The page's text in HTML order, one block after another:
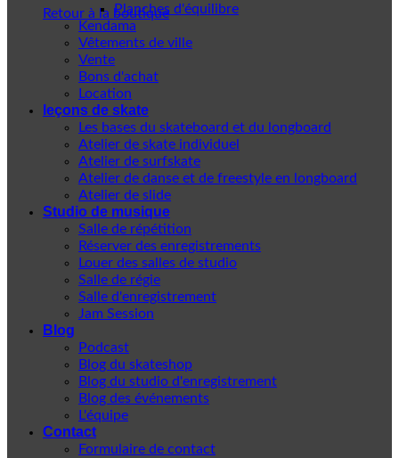
Retour à la boutiquePlanches d'équilibre
Kendama
Vêtements de ville
Vente
Bons d'achat
Location
leçons de skate
Les bases du skateboard et du longboard
Atelier de skate individuel
Atelier de surfskate
Atelier de danse et de freestyle en longboard
Atelier de slide
Studio de musique
Salle de répétition
Réserver des enregistrements
Louer des salles de studio
Salle de régie
Salle d'enregistrement
Jam Session
Blog
Podcast
Blog du skateshop
Blog du studio d'enregistrement
Blog des événements
L'équipe
Contact
Formulaire de contact